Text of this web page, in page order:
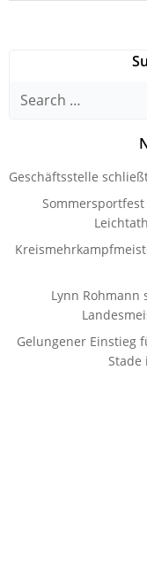
Search
Geschäftsstelle
Lynn
Gelungener Einstieg
Stade